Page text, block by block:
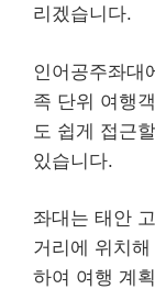
리겠습니다.
인어공주좌대
족 단위 여행
도 쉽게 접근
있습니다.
좌대는 태안
거리에 위치
하여 여행 계